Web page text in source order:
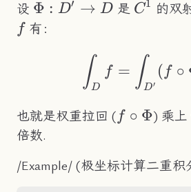
设 \Phi:D'\to
D
Φ : D′ → D 是 C^1
C1 的双
f 有：
∫D
f = ∫D′
( f ∘
也就是权重拉回 ( f\circ\Phi
f ∘ Φ) 乘上
倍数.
/Example/ (极坐标计算二重积